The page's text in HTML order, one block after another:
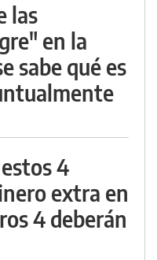
las
en la
sabe qué es
4
extra en
4 deberán